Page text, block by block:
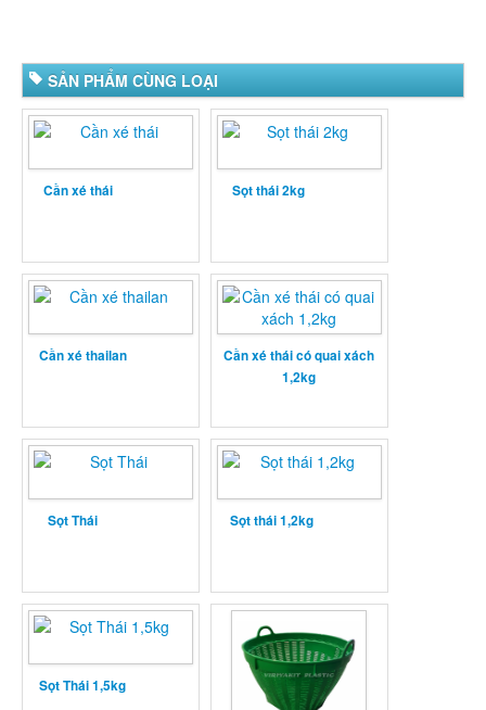
Cần xé thái Sọt thái 2kg
Cần xé thailan
Cần xé thái có quai xách
1,2kg
Sọt Thái Sọt thái 1,2kg
Sọt Thái 1,5kg
Cần Xé Thái Lan Lớn 3kg